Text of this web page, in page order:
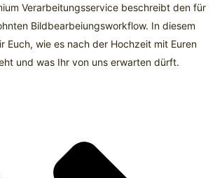
Verarbeitungsservice beschreibt den für
Bildbearbeiungsworkflow. In diesem
Euch, wie es nach der Hochzeit mit Euren
und was Ihr von uns erwarten dürft.